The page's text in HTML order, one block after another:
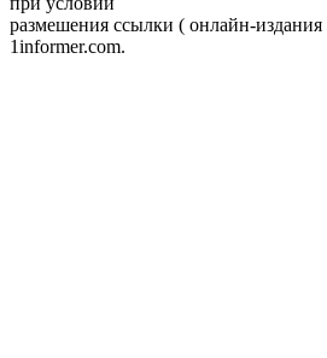
размешения ссылки ( онлайн-
1informer.com.